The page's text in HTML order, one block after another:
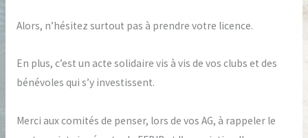
Alors, n’hésitez surtout pas à prendre votre licence.
En plus, c’est un acte solidaire vis à vis de vos clubs et des
bénévoles qui s’y investissent.
Merci aux comités de penser, lors de vos AG, à rappeler le